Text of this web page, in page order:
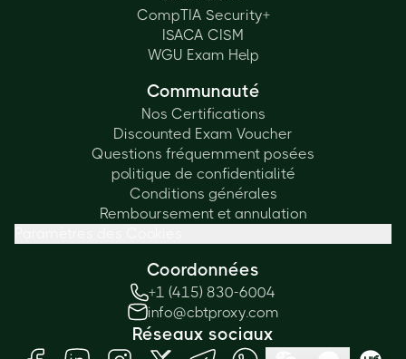
CompTIA Security+
ISACA CISM
WGU Exam Help
Communauté
Nos Certifications
Discounted Exam Voucher
Questions fréquemment posées
politique de confidentialité
Conditions générales
Remboursement et annulation
Coordonnées
+1 (415) 830-6004
info@cbtproxy.com
Réseaux sociaux